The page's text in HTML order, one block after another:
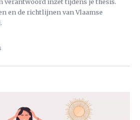
en de richtlijnen van Vlaamse